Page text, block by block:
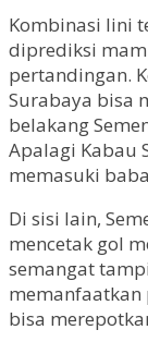
Kombinasi lini
diprediksi
pertandingan.
Surabaya bisa
belakang
Apalagi Kabau
memasuki
Di sisi lain,
mencetak gol
semangat
memanfaatkan
bisa